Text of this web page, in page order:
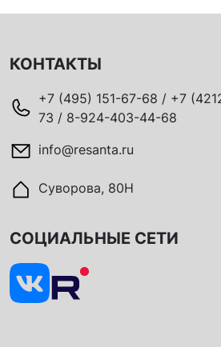
КОНТАКТЫ
+7 (495) 151-67-68 / +7
73 / 8-924-403-44-68
info@resanta.ru
Суворова, 80Н
СОЦИАЛЬНЫЕ СЕТИ